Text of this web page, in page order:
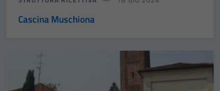
Cascina Muschiona